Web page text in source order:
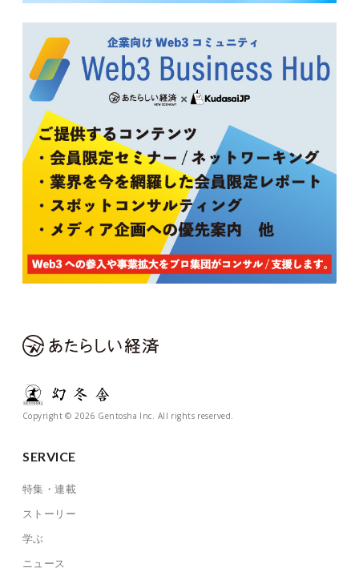
Copyright © 2026 Gentosha Inc. All rights reserved.
SERVICE
特集・連載
ストーリー
学ぶ
ニュース